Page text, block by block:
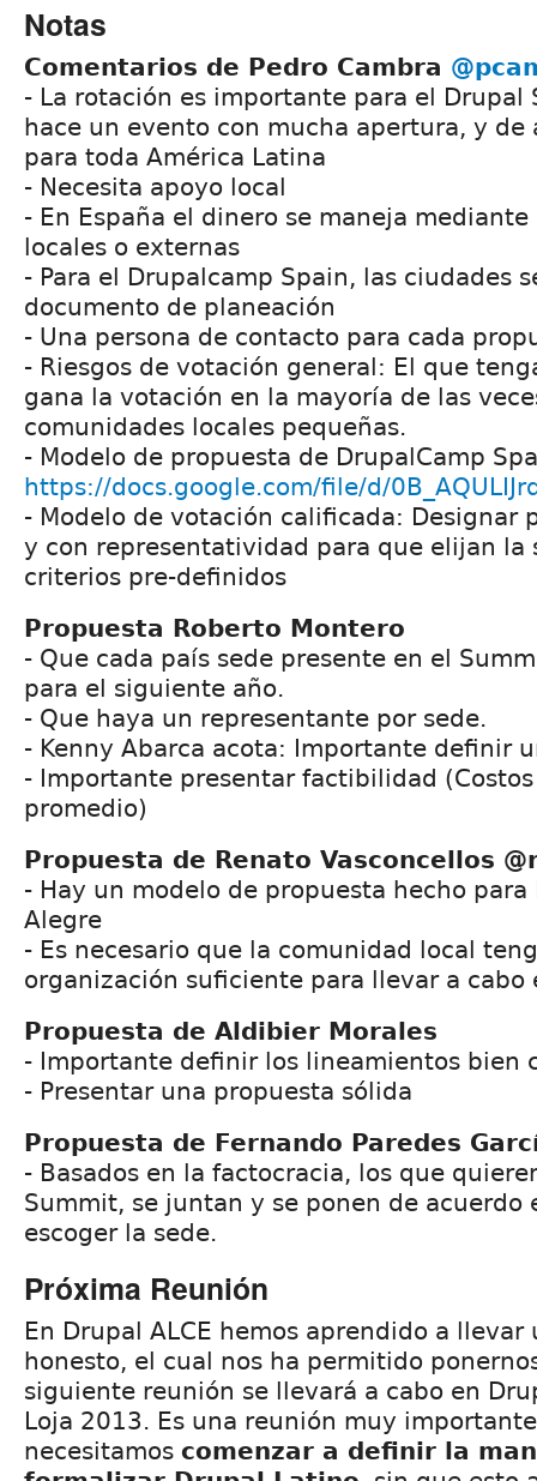
Notas
Comentarios de Pedro Cambra
- La rotación es importante para el Drupal
hace un evento con mucha apertura, y de
para toda América Latina
- Necesita apoyo local
- En España el dinero se maneja
locales o externas
- Para el Drupalcamp Spain, las ciudades
documento de planeación
- Una persona de contacto para cada
- Riesgos de votación general: El que
gana la votación en la mayoría de las
comunidades locales pequeñas.
- Modelo de propuesta de DrupalCamp
https://docs.google.com/file/d/
- Modelo de votación calificada: Designar
y con representatividad para que elijan la
criterios pre-definidos
Propuesta Roberto Montero
- Que cada país sede presente en el
para el siguiente año.
- Que haya un representante por sede.
- Kenny Abarca acota: Importante definir
- Importante presentar factibilidad
promedio)
Propuesta de Renato Vasconcellos
- Hay un modelo de propuesta hecho para
Alegre
- Es necesario que la comunidad local
organización suficiente para llevar a cabo
Propuesta de Aldibier Morales
- Importante definir los lineamientos bien
- Presentar una propuesta sólida
Propuesta de Fernando Paredes
- Basados en la factocracia, los que
Summit, se juntan y se ponen de acuerdo
escoger la sede.
Próxima Reunión
En Drupal ALCE hemos aprendido a llevar
honesto, el cual nos ha permitido
siguiente reunión se llevará a cabo en
Loja 2013. Es una reunión muy
necesitamos comenzar a definir la